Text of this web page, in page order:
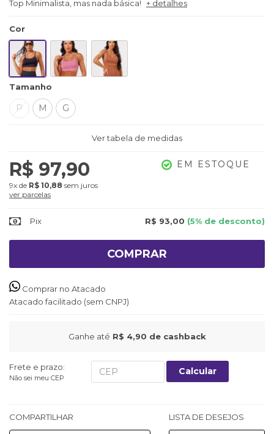
Top Minimalista, mas nada básica! + detalhes
Cor
Tamanho
P M G
Ver tabela de medidas
R$ 97,90
9x de R$ 10,88 sem juros
ver parcelas
EM ESTOQUE
Pix R$ 93,00 (5% de desconto)
COMPRAR
Comprar no Atacado
Atacado facilitado (sem CNPJ)
Ganhe até R$ 4,90 de cashback
Frete e prazo:
Não sei meu CEP
Calcular
COMPARTILHAR LISTA DE DESEJOS